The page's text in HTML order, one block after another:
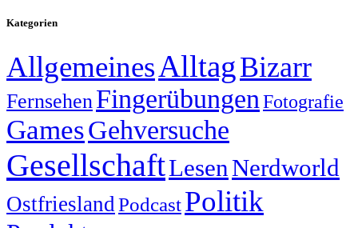
Kategorien
AllgemeinesAlltagBizarr
Fernsehen Fingerübungen Fotografie
GamesGehversuche
GesellschaftLesen Nerdworld
Ostfriesland PodcastPolitik